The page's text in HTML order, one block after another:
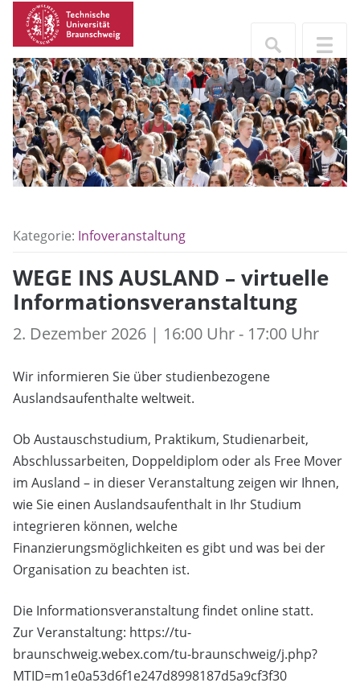
Kategorie: Infoveranstaltung
WEGE INS AUSLAND – virtuelle
Informationsveranstaltung
2. Dezember 2026 | 16:00 Uhr - 17:00 Uhr
Wir informieren Sie über studienbezogene
Auslandsaufenthalte weltweit.
Ob Austauschstudium, Praktikum, Studienarbeit,
Abschlussarbeiten, Doppeldiplom oder als Free Mover
im Ausland – in dieser Veranstaltung zeigen wir Ihnen,
wie Sie einen Auslandsaufenthalt in Ihr Studium
integrieren können, welche
Finanzierungsmöglichkeiten es gibt und was bei der
Organisation zu beachten ist.
Die Informationsveranstaltung findet online statt.
Zur Veranstaltung: https://tu-
braunschweig.webex.com/tu-braunschweig/j.php?
MTID=m1e0a53d6f1e247d8998187d5a9cf3f30